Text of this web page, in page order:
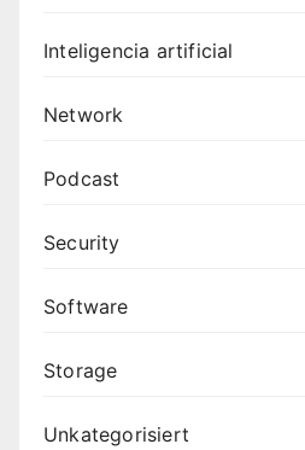
Inteligencia artificial
Network
Podcast
Security
Software
Storage
Unkategorisiert